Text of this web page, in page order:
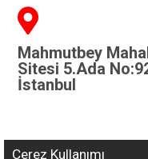
Mahmutbey
Sitesi 5.Ada
İstanbul
Çerez Kullanımı